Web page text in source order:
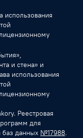
использования
и стена» и
использования
Реестровая
для
данных №17988.